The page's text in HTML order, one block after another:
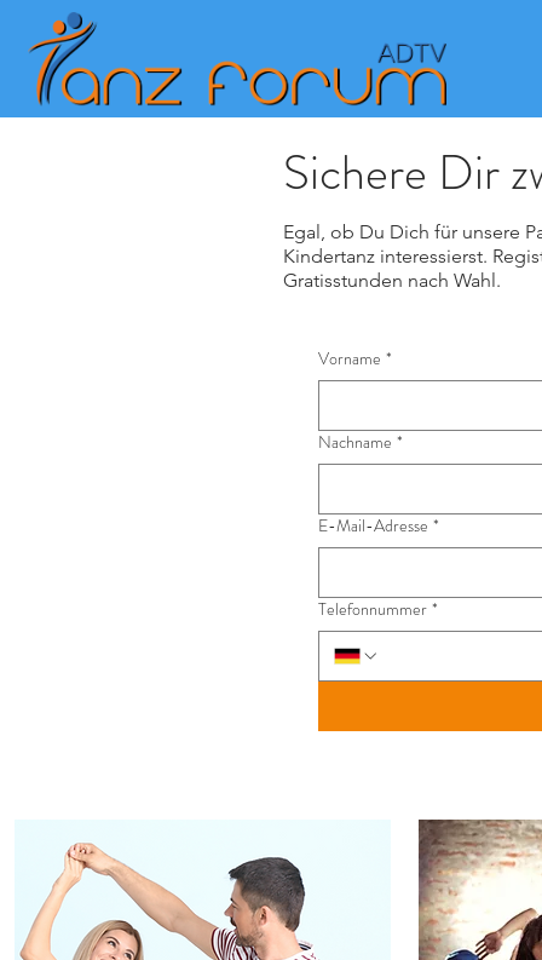
Sichere Dir
Egal, ob Du Dich für unsere
Kindertanz interessierst.
Gratisstunden nach Wahl.
Vorname *
Nachname *
E-Mail-Adresse *
Telefonnummer *